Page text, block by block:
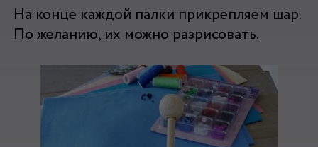
На конце каждой палки прикрепляем шар.
По желанию, их можно разрисовать.